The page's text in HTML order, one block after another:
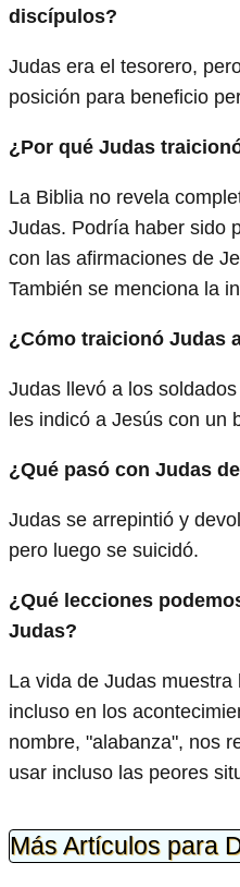
discípulos?
Judas era el tesorero,
posición para beneficio
¿Por qué Judas
La Biblia no revela
Judas. Podría haber sido
con las afirmaciones de
También se menciona la
¿Cómo traicionó Judas
Judas llevó a los
les indicó a Jesús con un
¿Qué pasó con Judas
Judas se arrepintió y
pero luego se suicidó.
¿Qué lecciones
Judas?
La vida de Judas
incluso en los
nombre, "alabanza", nos
usar incluso las peores
Más Artículos para